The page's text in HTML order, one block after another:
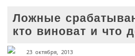
Ложные
кто виноват и что
23 октября, 2013